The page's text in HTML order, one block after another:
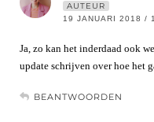
AUTEUR
19 JANUARI 2018 /
Ja, zo kan het inderdaad ook
update schrijven over hoe het
BEANTWOORDEN